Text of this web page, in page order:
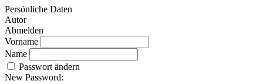
Persönliche Daten
Autor
Abmelden
Vorname
Name
Passwort ändern
New Password: